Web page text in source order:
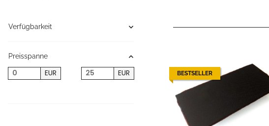
BESTSELLER
Verfügbarkeit
Preisspanne
EUR EUR